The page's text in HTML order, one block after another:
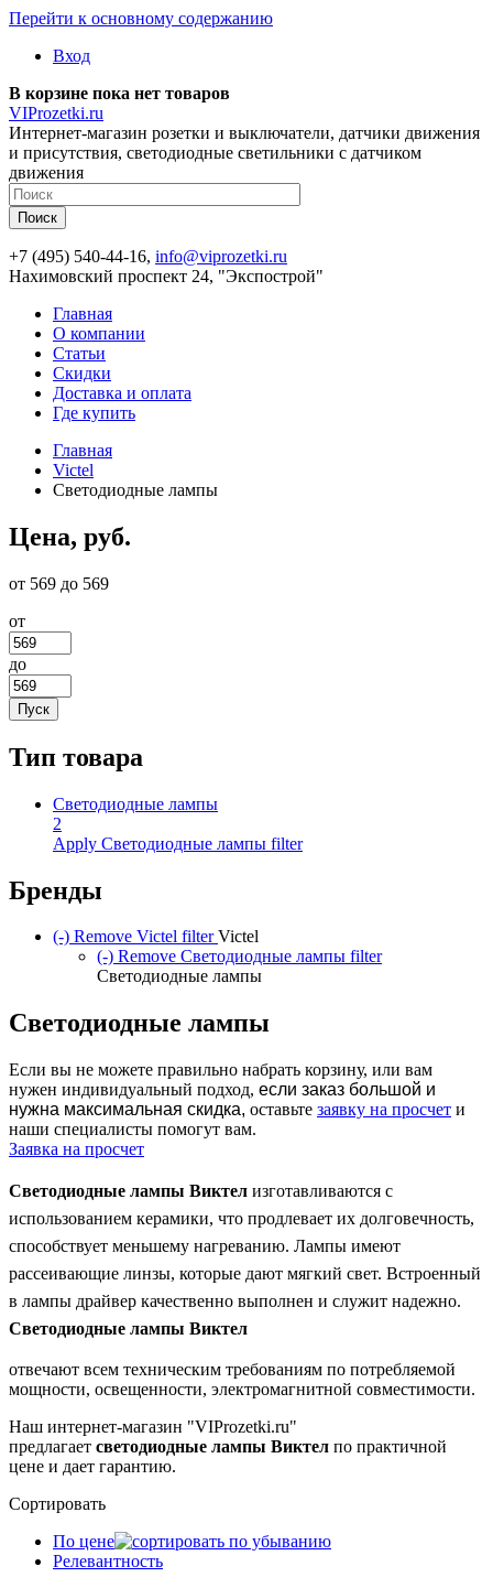
Перейти к основному содержанию
Вход
В корзине пока нет товаров
VIProzetki.ru
Интернет-магазин розетки и выключатели, датчики движения
и присутствия, светодиодные светильники с датчиком
движения
+7 (495) 540-44-16, info@viprozetki.ru
Нахимовский проспект 24, "Экспострой"
Главная
О компании
Статьи
Скидки
Доставка и оплата
Где купить
Главная
Victel
Светодиодные лампы
Цена, руб.
от 569 до 569
от
до
Тип товара
Светодиодные лампы
2
Apply Светодиодные лампы filter
Бренды
(-) Remove Victel filterVictel
(-) Remove Светодиодные лампы filter
Светодиодные лампы
Светодиодные лампы
Если вы не можете правильно набрать корзину, или вам
нужен индивидуальный подход, если заказ большой и
нужна максимальная скидка, оставьте заявку на просчет и
наши специалисты помогут вам.
Заявка на просчет
Светодиодные лампы Виктел изготавливаются с
использованием керамики, что продлевает их долговечность,
способствует меньшему нагреванию. Лампы имеют
рассеивающие линзы, которые дают мягкий свет. Встроенный
в лампы драйвер качественно выполнен и служит надежно.
Светодиодные лампы Виктел
отвечают всем техническим требованиям по потребляемой
мощности, освещенности, электромагнитной совместимости.
Наш интернет-магазин "VIProzetki.ru"
предлагает светодиодные лампы Виктел по практичной
цене и дает гарантию.
Сортировать
По цене
Релевантность